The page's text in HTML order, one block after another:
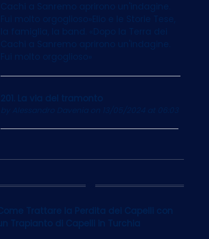
Cachi a Sanremo aprirono un'indagine.
Fui molto orgoglioso»Elio e le Storie Tese,
la famiglia, la band. «Dopo la Terra dei
Cachi a Sanremo aprirono un'indagine.
Fui molto orgoglioso»
201. La via del tramonto
by Alessandro Davenia on 13/05/2024 at 06:03
12
Come Trattare la Perdita dei Capelli con
un Trapianto di Capelli in Turchia